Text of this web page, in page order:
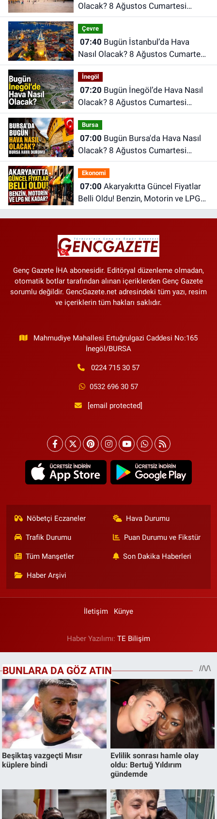
Olacak? 8 Ağustos Cumartesi
Ankara Hava Durumu
Çevre
07:40
Nasıl Olacak? 8 Ağustos Cumartesi
İstanbul Hava Durumu
İnegöl
07:20
Olacak? 8 Ağustos Cumartesi
İnegöl Hava Durumu
Bursa
07:00
Olacak? 8 Ağustos Cumartesi
İnegöl Hava Durumu
Ekonomi
07:00
Belli Oldu! Benzin, Motorin ve LPG
Ne Kadar?
Genç Gazete İHA abonesidir. Editöryal düzenleme olmadan,
otomatik botlar tarafından alınan içeriklerden Genç Gazete
sorumlu değildir. GencGazete.net adresindeki tüm yazı, resim
ve içeriklerin tüm hakları saklıdır.
Mahmudiye Mahallesi Ertuğrulgazi Caddesi No:165
İnegöl/BURSA
0224 715 30 57
0532 696 30 57
[email protected]
Nöbetçi Eczaneler Hava Durumu
Trafik Durumu Puan Durumu ve Fikstür
Tüm Manşetler Son Dakika Haberleri
Haber Arşivi
İletişim Künye
Haber Yazılımı: TE Bilişim